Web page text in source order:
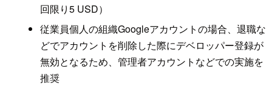
回限り5 USD）
従業員個人の組織Googleアカウントの場合、退職な
どでアカウントを削除した際にデベロッパー登録が
無効となるため、管理者アカウントなどでの実施を
推奨